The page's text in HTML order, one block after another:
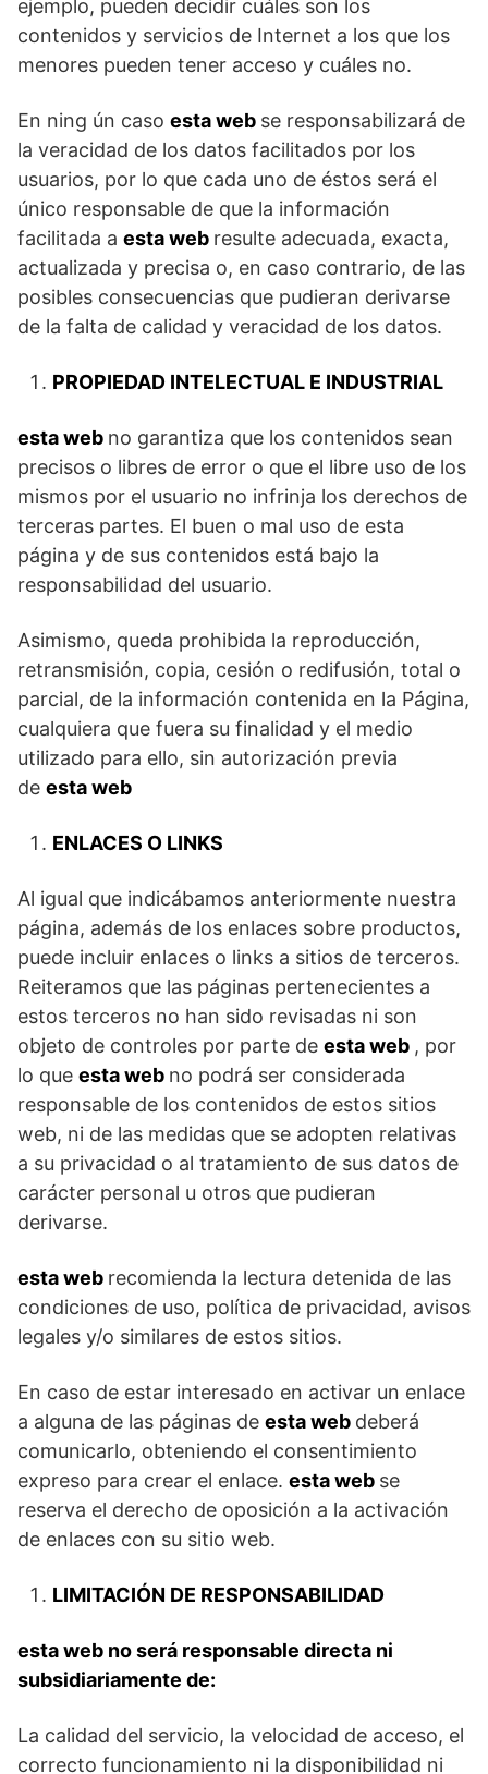
ejemplo, pueden decidir cuáles son los
contenidos y servicios de Internet a los que los
menores pueden tener acceso y cuáles no.
En ning ún caso esta web se responsabilizará de
la veracidad de los datos facilitados por los
usuarios, por lo que cada uno de éstos será el
único responsable de que la información
facilitada a esta web resulte adecuada, exacta,
actualizada y precisa o, en caso contrario, de las
posibles consecuencias que pudieran derivarse
de la falta de calidad y veracidad de los datos.
PROPIEDAD INTELECTUAL E INDUSTRIAL
esta web no garantiza que los contenidos sean
precisos o libres de error o que el libre uso de los
mismos por el usuario no infrinja los derechos de
terceras partes. El buen o mal uso de esta
página y de sus contenidos está bajo la
responsabilidad del usuario.
Asimismo, queda prohibida la reproducción,
retransmisión, copia, cesión o redifusión, total o
parcial, de la información contenida en la Página,
cualquiera que fuera su finalidad y el medio
utilizado para ello, sin autorización previa
de esta web
ENLACES O LINKS
Al igual que indicábamos anteriormente nuestra
página, además de los enlaces sobre productos,
puede incluir enlaces o links a sitios de terceros.
Reiteramos que las páginas pertenecientes a
estos terceros no han sido revisadas ni son
objeto de controles por parte de esta web , por
lo que esta web no podrá ser considerada
responsable de los contenidos de estos sitios
web, ni de las medidas que se adopten relativas
a su privacidad o al tratamiento de sus datos de
carácter personal u otros que pudieran
derivarse.
esta web recomienda la lectura detenida de las
condiciones de uso, política de privacidad, avisos
legales y/o similares de estos sitios.
En caso de estar interesado en activar un enlace
a alguna de las páginas de esta web deberá
comunicarlo, obteniendo el consentimiento
expreso para crear el enlace. esta web se
reserva el derecho de oposición a la activación
de enlaces con su sitio web.
LIMITACIÓN DE RESPONSABILIDAD
esta web no será responsable directa ni
subsidiariamente de:
La calidad del servicio, la velocidad de acceso, el
correcto funcionamiento ni la disponibilidad ni